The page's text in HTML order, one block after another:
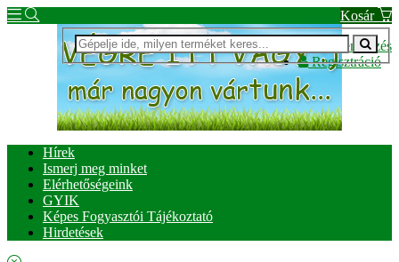
Kosár
Bejelentkezés
Regisztráció
Hírek
Ismerj meg minket
Elérhetőségeink
GYIK
Képes Fogyasztói Tájékoztató
Hirdetések